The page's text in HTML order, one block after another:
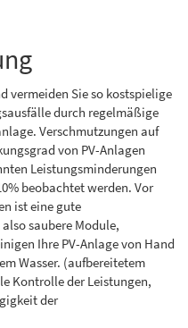
vermeiden Sie so kostspielige
durch regelmäßige
Verschmutzungen auf
von PV-Anlagen
Leistungsminderungen
beobachtet werden. Vor
ist eine gute
saubere Module,
Ihre PV-Anlage von Hand
Wasser. (aufbereitetem
Kontrolle der Leistungen,
der